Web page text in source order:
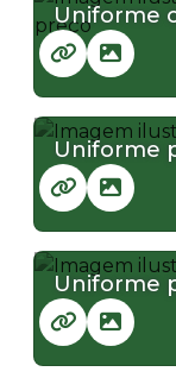
Uniforme
Uniforme
Uniforme